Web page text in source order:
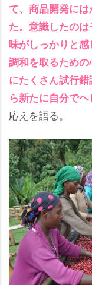
て、商品開発に
た。意識したの
味がしっかりと
調和を取るため
にたくさん試行
ら新たに自分で
応えを語る。